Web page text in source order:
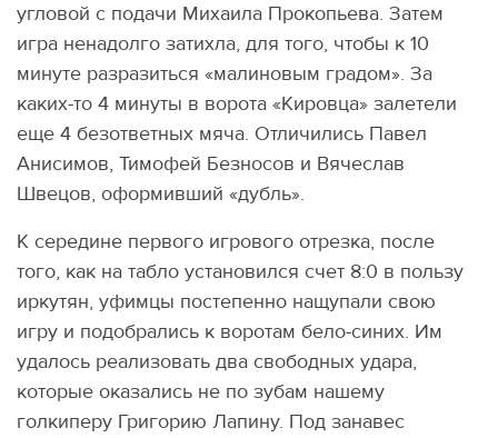
угловой с подачи Михаила Прокопьева. Затем
игра ненадолго затихла, для того, чтобы к 10
минуте разразиться «малиновым градом». За
каких-то 4 минуты в ворота «Кировца» залетели
еще 4 безответных мяча. Отличились Павел
Анисимов, Тимофей Безносов и Вячеслав
Швецов, оформивший «дубль».
К середине первого игрового отрезка, после
того, как на табло установился счет 8:0 в пользу
иркутян, уфимцы постепенно нащупали свою
игру и подобрались к воротам бело-синих. Им
удалось реализовать два свободных удара,
которые оказались не по зубам нашему
голкиперу Григорию Лапину. Под занавес